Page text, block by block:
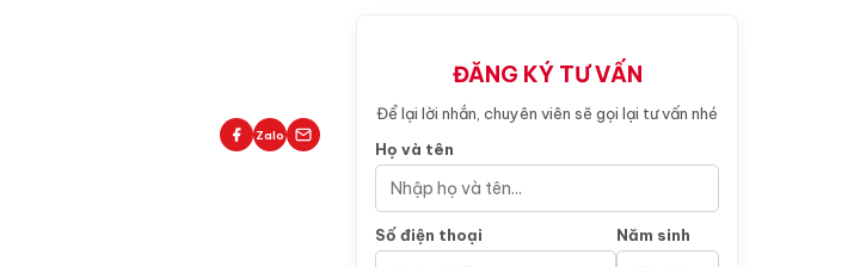
Zalo
ĐĂNG KÝ TƯ VẤN
Để lại lời nhắn, chuyên viên sẽ gọi lại tư vấn nhé
Họ và tên
Số điện thoại Năm sinh